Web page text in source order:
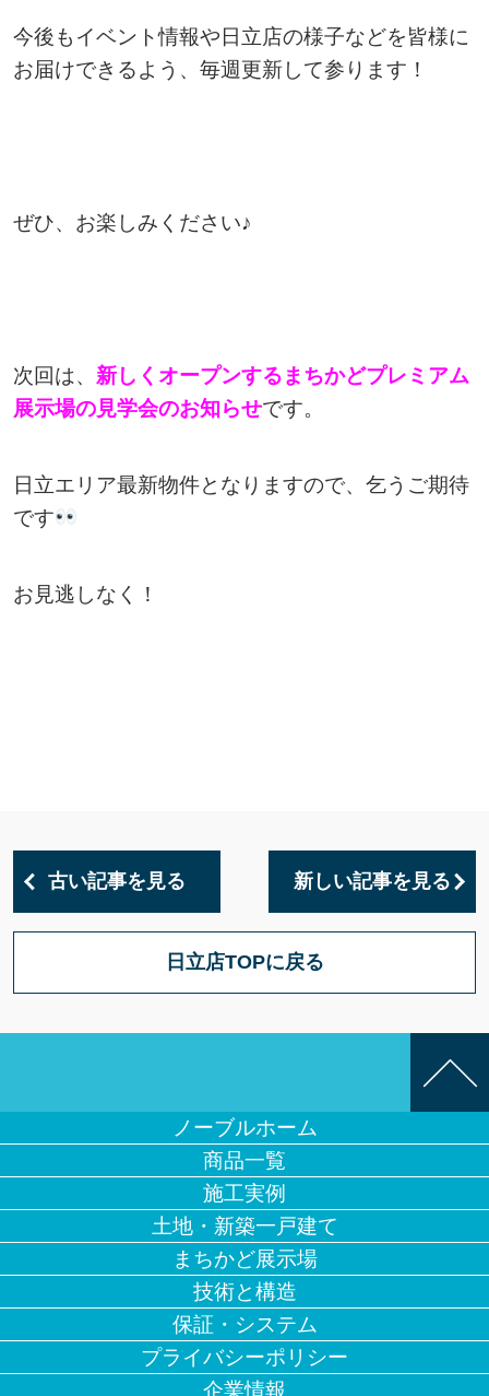
今後もイベント情報や日立店の様子などを皆様に
お届けできるよう、毎週更新して参ります！
ぜひ、お楽しみください♪
次回は、 新しくオープンするまちかどプレミアム
展示場の見学会のお知らせです。
日立エリア最新物件となりますので、乞うご期待
です
お見逃しなく！
古い記事を見る 新しい記事を見る
日立店TOPに戻る
ノーブルホーム
商品一覧
施工実例
土地・新築一戸建て
まちかど展示場
技術と構造
保証・システム
プライバシーポリシー
企業情報